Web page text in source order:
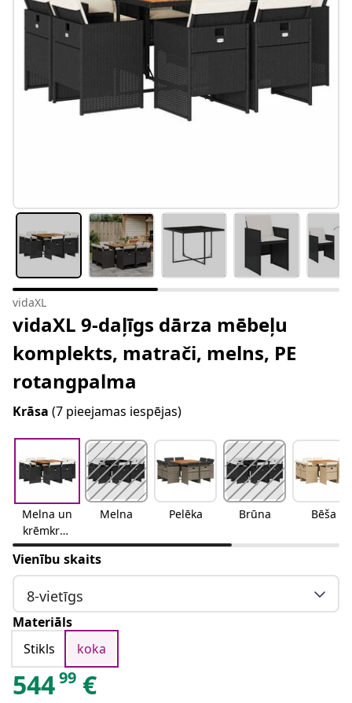
vidaXL
vidaXL 9-daļīgs dārza mēbeļu
komplekts, matrači, melns, PE
rotangpalma
Krāsa (7 pieejamas iespējas)
Melna un
krēmkrās
as
Melna Pelēka Brūna Bēša
Vienību skaits
8-vietīgs
Materiāls
Stikls
koka
54499 €